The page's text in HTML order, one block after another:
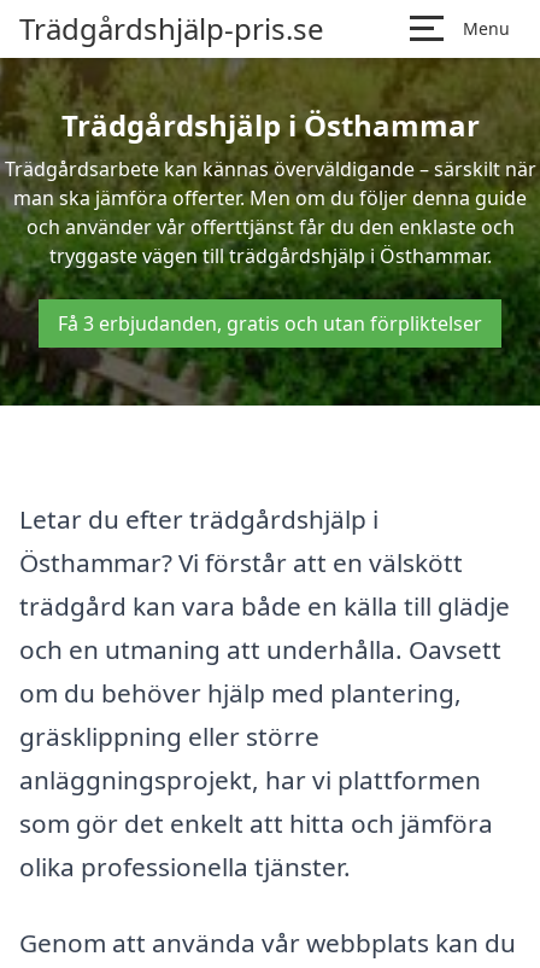
Trädgårdshjälp-pris.se Menu
Trädgårdshjälp i Östhammar
Trädgårdsarbete kan kännas överväldigande – särskilt när
man ska jämföra offerter. Men om du följer denna guide
och använder vår offerttjänst får du den enklaste och
tryggaste vägen till trädgårdshjälp i Östhammar.
Få 3 erbjudanden, gratis och utan förpliktelser
Letar du efter trädgårdshjälp i
Östhammar? Vi förstår att en välskött
trädgård kan vara både en källa till glädje
och en utmaning att underhålla. Oavsett
om du behöver hjälp med plantering,
gräsklippning eller större
anläggningsprojekt, har vi plattformen
som gör det enkelt att hitta och jämföra
olika professionella tjänster.
Genom att använda vår webbplats kan du